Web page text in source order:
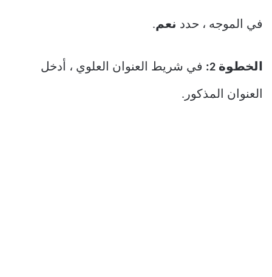
في الموجه ، حدد نعم.
الخطوة 2: في شريط العنوان العلوي ، أدخل
العنوان المذكور.